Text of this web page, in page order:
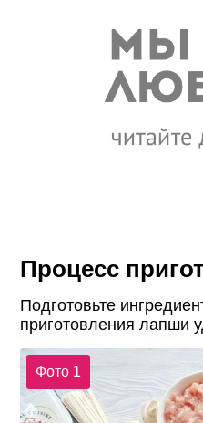
Процесс
Подготовьте
приготовления лапши
Фото 1